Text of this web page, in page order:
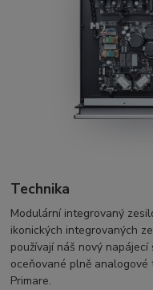
Technika
Modulární integrovaný
ikonických integrovaných
používají náš nový
oceňované plně
Primare.